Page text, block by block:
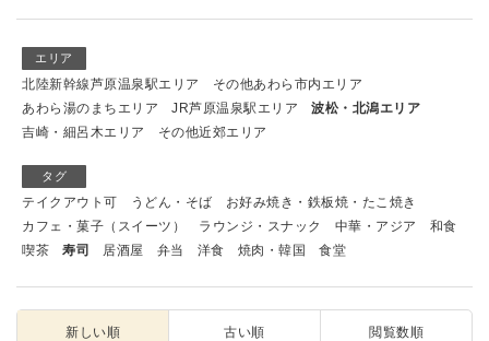
エリア
北陸新幹線芦原温泉駅エリア
その他あわら市内エリア
あわら湯のまちエリア
JR芦原温泉駅エリア
波松・北潟エリア
吉崎・細呂木エリア
その他近郊エリア
タグ
テイクアウト可 うどん・そば
お好み焼き・鉄板焼・たこ焼き
カフェ・菓子（スイーツ）
ラウンジ・スナック 中華・アジア
和食
喫茶
寿司 居酒屋 弁当 洋食 焼肉・韓国 食堂
新しい順 古い順 閲覧数順